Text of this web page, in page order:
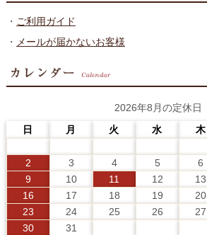
・ ご利用ガイド
・ メールが届かないお客様
2026年8月の定休日
日
月 火 水 木
2
3 4 5 6
9
10 11 12 13
16
17 18 19 20
23
24 25 26 27
30
31